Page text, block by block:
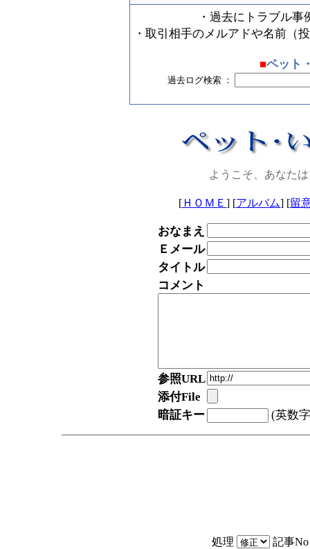
・過去にトラブル
・取引相手のメルアドや名前（
■ペット
過去ログ検索 ：
ようこそ、あなたは
[ ＨＯＭＥ ] [アルバム] [留
おなまえ
Ｅメール
タイトル
コメント
参照URL
添付File
暗証キー
(英数
処理 記事